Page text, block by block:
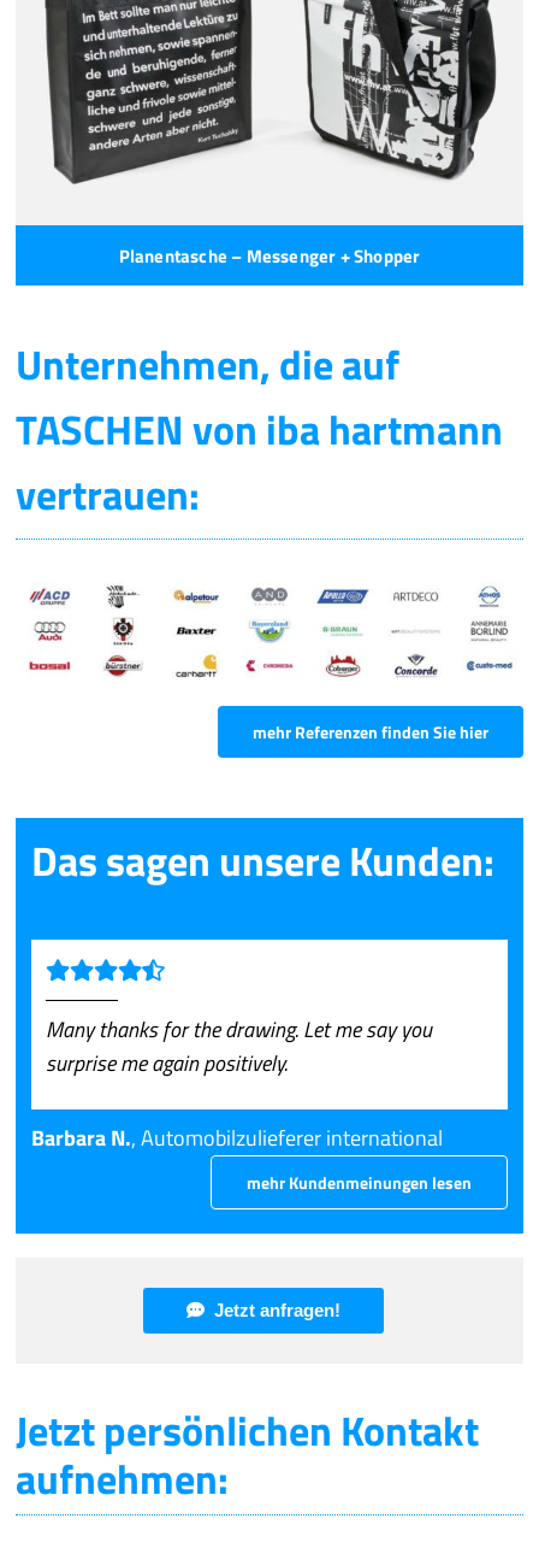
Planentasche – Messenger + Shopper
Unternehmen, die auf
TASCHEN von iba hartmann
vertrauen:
mehr Referenzen finden Sie hier
Das sagen unsere Kunden:
Many thanks for the drawing. Let me say you
surprise me again positively.
Barbara N., Automobilzulieferer international
mehr Kundenmeinungen lesen
Jetzt anfragen!
Jetzt persönlichen Kontakt
aufnehmen: